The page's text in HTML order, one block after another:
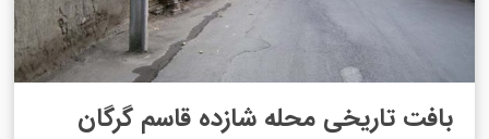
بافت تاریخی محله شازده قاسم گرگان